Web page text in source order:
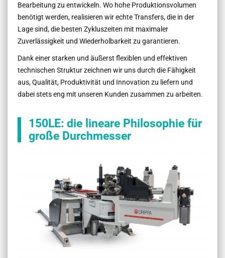
Bearbeitung zu entwickeln. Wo hohe Produktionsvolumen
benötigt werden, realisieren wir echte Transfers, die in der
Lage sind, die besten Zykluszeiten mit maximaler
Zuverlässigkeit und Wiederholbarkeit zu garantieren.
Dank einer starken und äußerst flexiblen und effektiven
technischen Struktur zeichnen wir uns durch die Fähigkeit
aus, Qualität, Produktivität und Innovation zu liefern und
dabei stets eng mit unseren Kunden zusammen zu arbeiten.
150LE: die lineare Philosophie für
große Durchmesser